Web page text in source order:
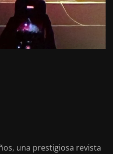
una prestigiosa revista